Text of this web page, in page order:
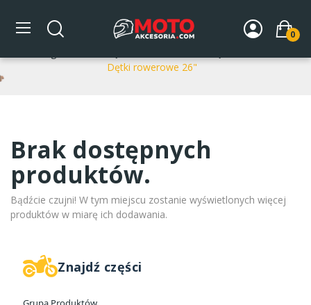
0
Dętki rowerowe 26"
Dętki rowerowe 26"
Znajdź części
Brak dostępnych
produktów.
Bądźcie czujni! W tym miejscu zostanie wyświetlonych więcej
produktów w miarę ich dodawania.